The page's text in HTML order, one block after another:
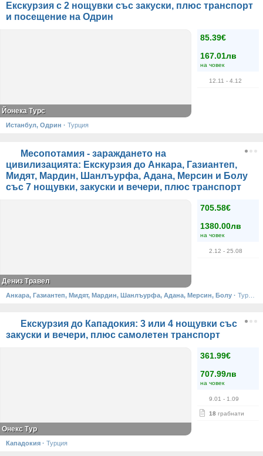
Екскурзия с 2 нощувки със закуски, плюс транспорт
и посещение на Одрин
85.39€
167.01лв
на човек
12.11 - 4.12
Йонека Турс
Истанбул, Одрин · Турция
Месопотамия - зараждането на
цивилизацията: Екскурзия до Анкара, Газиантеп,
Мидят, Мардин, Шанлъурфа, Адана, Мерсин и Болу
със 7 нощувки, закуски и вечери, плюс транспорт
705.58€
1380.00лв
на човек
2.12 - 25.08
Дениз Травел
Анкара, Газиантеп, Мидят, Мардин, Шанлъурфа, Адана, Мерсин, Болу · Турция
Екскурзия до Кападокия: 3 или 4 нощувки със
закуски и вечери, плюс самолетен транспорт
361.99€
707.99лв
на човек
9.01 - 1.09
18 грабнати
Онекс Тур
Кападокия · Турция